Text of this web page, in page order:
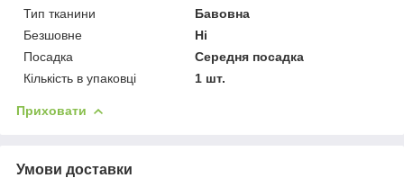
Тип тканини
Бавовна
Безшовне
Ні
Посадка
Середня посадка
Кількість в упаковці
1 шт.
Приховати
Умови доставки